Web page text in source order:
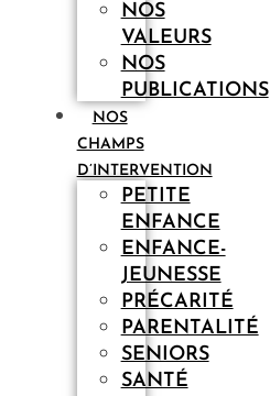
NOS
VALEURS
NOS
PUBLICATIONS
NOS
CHAMPS
D’INTERVENTION
PETITE
ENFANCE
ENFANCE-
JEUNESSE
PRÉCARITÉ
PARENTALITÉ
SENIORS
SANTÉ